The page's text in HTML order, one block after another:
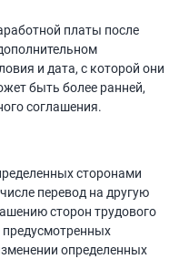
платы после
и дата, с которой они
быть более ранней,
соглашения.
сторонами
перевод на другую
сторон трудового
предусмотренных
определенных